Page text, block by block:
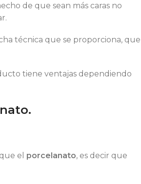
de que sean más caras no
técnica que se proporciona, que
tiene ventajas dependiendo
el porcelanato, es decir que